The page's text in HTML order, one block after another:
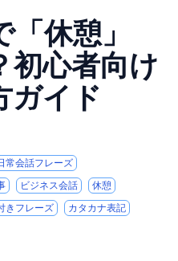
休憩」
初心者向け
ガイド
常会話フレーズ
ビジネス会話
休憩
きフレーズ
カタカナ表記